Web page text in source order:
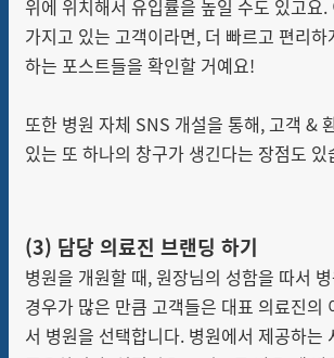
위에 위치해서 유입률을 높일 수도 있고요
가지고 있는 고객이라면, 더 빠르고 편리하
하는 포스트들을 확인할 거예요!
또한 병원 자체 SNS 개설을 통해, 고객 &
있는 또 하나의 창구가 생긴다는 장점도 있
(3) 담당 의료진 브랜딩 하기
병원을 개원할 때, 원장님의 성함을 따서
경우가 많은 만큼 고객들은 대표 의료진의
서 병원을 선택합니다. 병원에서 제공하는